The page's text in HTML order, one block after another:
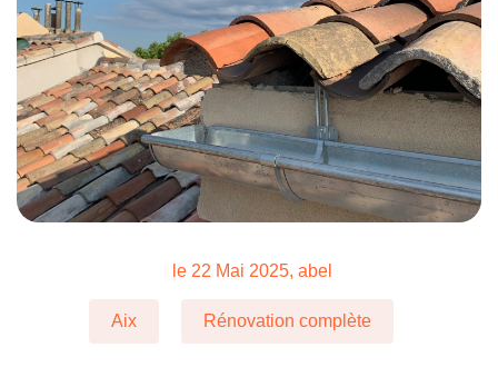
le 22 Mai 2025, abel
Aix Rénovation complète